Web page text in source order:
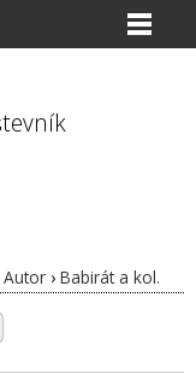
Autor › Babirát a kol.